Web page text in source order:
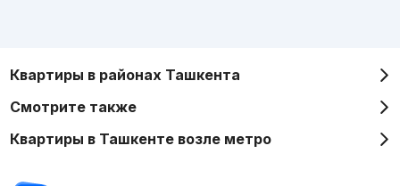
Квартиры в районах Ташкента
Смотрите также
Квартиры в Ташкенте возле метро